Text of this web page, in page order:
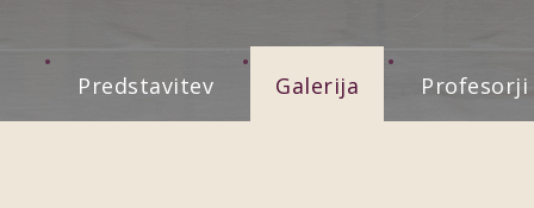
Predstavitev Galerija Profesorji